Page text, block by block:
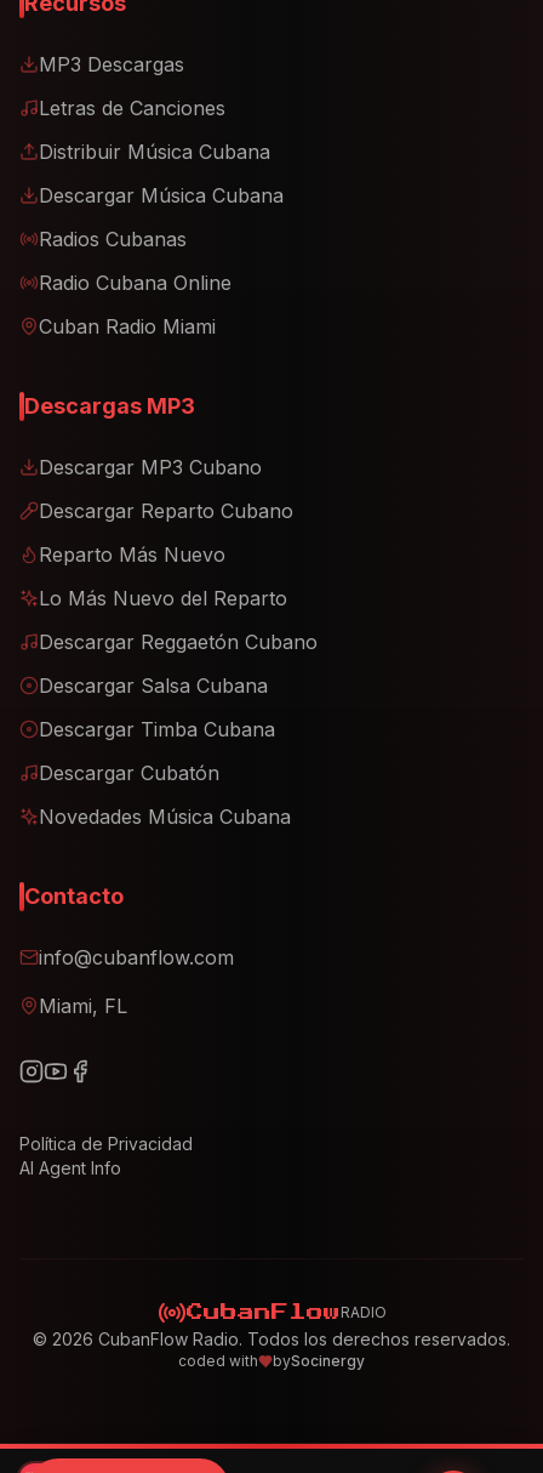
MP3 Descargas
Letras de Canciones
Distribuir Música Cubana
Descargar Música Cubana
Radios Cubanas
Radio Cubana Online
Cuban Radio Miami
Descargas MP3
Descargar MP3 Cubano
Descargar Reparto Cubano
Reparto Más Nuevo
Lo Más Nuevo del Reparto
Descargar Reggaetón Cubano
Descargar Salsa Cubana
Descargar Timba Cubana
Descargar Cubatón
Novedades Música Cubana
Contacto
info@cubanflow.com
Miami, FL
Política de Privacidad
AI Agent Info
CubanFlow RADIO
© 2026 CubanFlow Radio. Todos los derechos reservados.
coded with bySocinergy